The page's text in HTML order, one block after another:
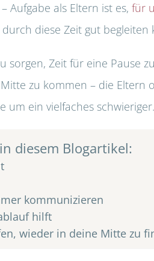
Aufgabe als Eltern ist es, für
diese Zeit gut begleiten
sorgen, Zeit für eine Pause
zu kommen – die Eltern
um ein vielfaches schwieriger.
diesem Blogartikel:
kommunizieren
hilft
wieder in deine Mitte zu